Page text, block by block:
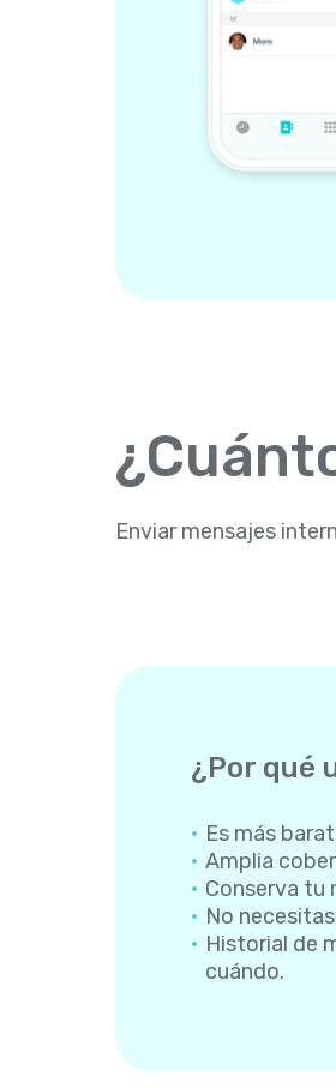
Enviar mensajes
¿Por qué
Es más
Amplia
Conserva tu
No
Historial de
cuándo.